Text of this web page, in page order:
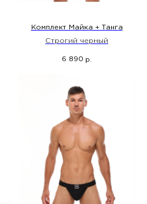
Комплект Майка + Танга
Строгий черный
6 890 р.